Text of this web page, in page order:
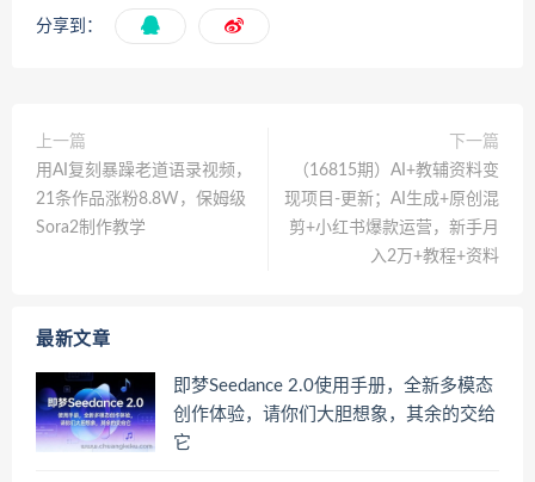
分享到：
上一篇
用AI复刻暴躁老道语录视频，
21条作品涨粉8.8W，保姆级
Sora2制作教学
下一篇
（16815期）AI+教辅资料变
现项目-更新；AI生成+原创混
剪+小红书爆款运营，新手月
入2万+教程+资料
最新文章
即梦Seedance 2.0使用手册，全新多模态
创作体验，请你们大胆想象，其余的交给
它